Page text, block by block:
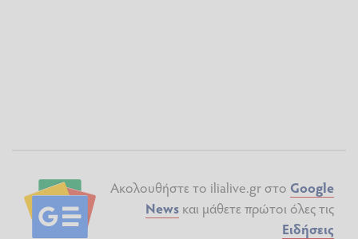
Ακολουθήστε το ilialive.gr στο Google
News και μάθετε πρώτοι όλες τις
Ειδήσεις